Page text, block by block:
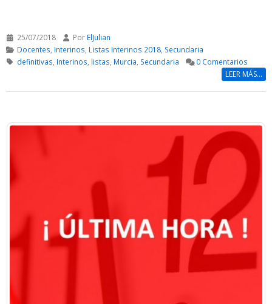
25/07/2018 Por ElJulian
Docentes Interinos Listas Interinos 2018, Secundaria
definitivas Interinos listas Murcia Secundaria 0 Comentarios
LEER MÁS...